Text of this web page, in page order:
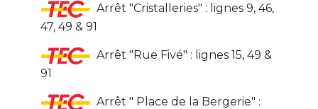
Arrêt "Cristalleries" : lignes 9, 46,
47, 49 & 91
Arrêt "Rue Fivé" : lignes 15, 49 &
91
Arrêt " Place de la Bergerie" :